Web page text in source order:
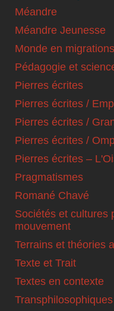
Méandre
Méandre Jeunesse
Monde en migrations
Pédagogie et
Pierres écrites
Pierres écrites /
Pierres écrites /
Pierres écrites /
Pierres écrites –
Pragmatismes
Romané Chavé
Sociétés et cultures
mouvement
Terrains et théories
Texte et Trait
Textes en contexte
Transphilosophiques